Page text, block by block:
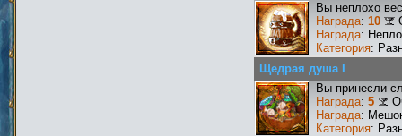
Вы неплохо
Награда: 10
Награда:
Категория:
Щедрая душа I
Вы принесли
Награда: 5
Награда:
Категория: